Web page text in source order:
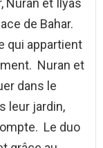
de Bahar.
qui appartient
Nuran et
dans le
leur jardin,
Le duo